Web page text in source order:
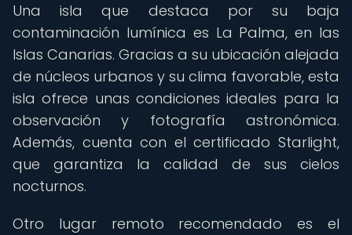
Una isla que destaca por su baja
contaminación lumínica es La Palma, en las
Islas Canarias. Gracias a su ubicación alejada
de núcleos urbanos y su clima favorable, esta
isla ofrece unas condiciones ideales para la
observación y fotografía astronómica.
Además, cuenta con el certificado Starlight,
que garantiza la calidad de sus cielos
nocturnos.
Otro lugar remoto recomendado es el